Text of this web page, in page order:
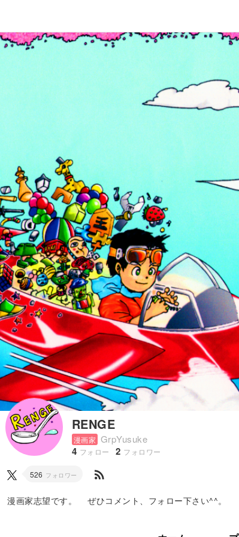
RENGE
漫画家 GrpYusuke
4 フォロー 2 フォロワー
526 フォロワー rss_feed
漫画家志望です。 ぜひコメント、フォロー下さい^^。